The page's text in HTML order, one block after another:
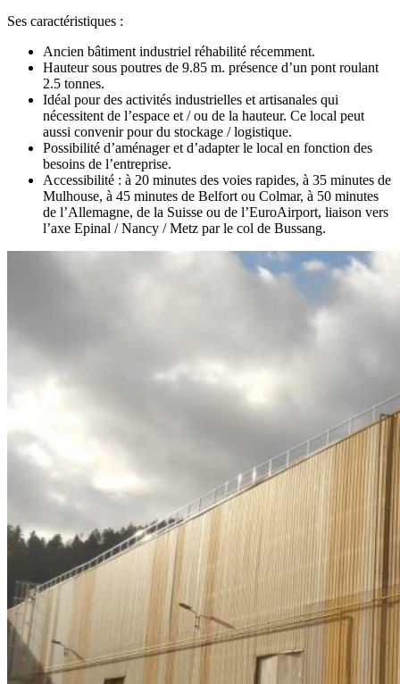
Ses caractéristiques :
Ancien bâtiment industriel réhabilité récemment.
Hauteur sous poutres de 9.85 m. présence d’un pont roulant
2.5 tonnes.
Idéal pour des activités industrielles et artisanales qui
nécessitent de l’espace et / ou de la hauteur. Ce local peut
aussi convenir pour du stockage / logistique.
Possibilité d’aménager et d’adapter le local en fonction des
besoins de l’entreprise.
Accessibilité : à 20 minutes des voies rapides, à 35 minutes de
Mulhouse, à 45 minutes de Belfort ou Colmar, à 50 minutes
de l’Allemagne, de la Suisse ou de l’EuroAirport, liaison vers
l’axe Epinal / Nancy / Metz par le col de Bussang.